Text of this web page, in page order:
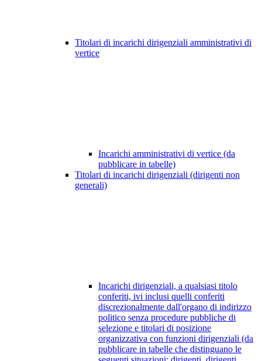
Titolari di incarichi dirigenziali amministrativi di
vertice
Incarichi amministrativi di vertice (da
pubblicare in tabelle)
Titolari di incarichi dirigenziali (dirigenti non
generali)
Incarichi dirigenziali, a qualsiasi titolo
conferiti, ivi inclusi quelli conferiti
discrezionalmente dall'organo di indirizzo
politico senza procedure pubbliche di
selezione e titolari di posizione
organizzativa con funzioni dirigenziali (da
pubblicare in tabelle che distinguano le